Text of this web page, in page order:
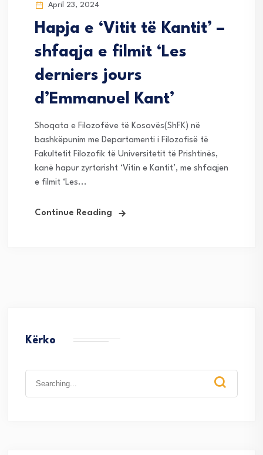
April 23, 2024
Hapja e ‘Vitit të Kantit’ –
shfaqja e filmit ‘Les
derniers jours
d’Emmanuel Kant’
Shoqata e Filozofëve të Kosovës(ShFK) në
bashkëpunim me Departamenti i Filozofisë të
Fakultetit Filozofik të Universitetit të Prishtinës,
kanë hapur zyrtarisht ‘Vitin e Kantit’, me shfaqjen
e filmit ‘Les...
Continue Reading
Kërko